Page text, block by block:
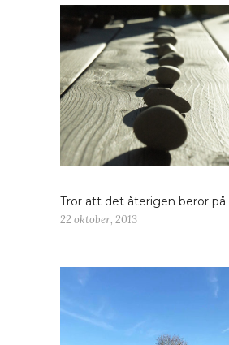
Tror att det återigen beror på
22 oktober, 2013